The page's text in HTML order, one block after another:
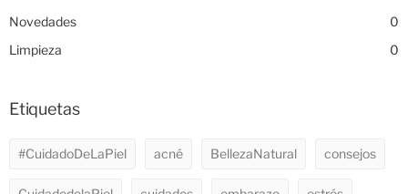
Novedades
0
Limpieza
0
Etiquetas
#CuidadoDeLaPiel acné BellezaNatural consejos